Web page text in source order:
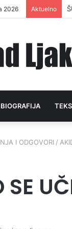
2026 Aktuelno
BIOGRAFIJA
I ODGOVORI /
SE